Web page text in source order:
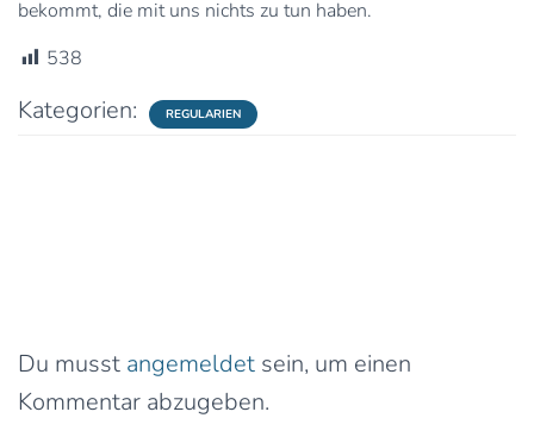
bekommt, die mit uns nichts zu tun haben.
538
Kategorien: REGULARIEN
Du musst angemeldet sein, um einen
Kommentar abzugeben.